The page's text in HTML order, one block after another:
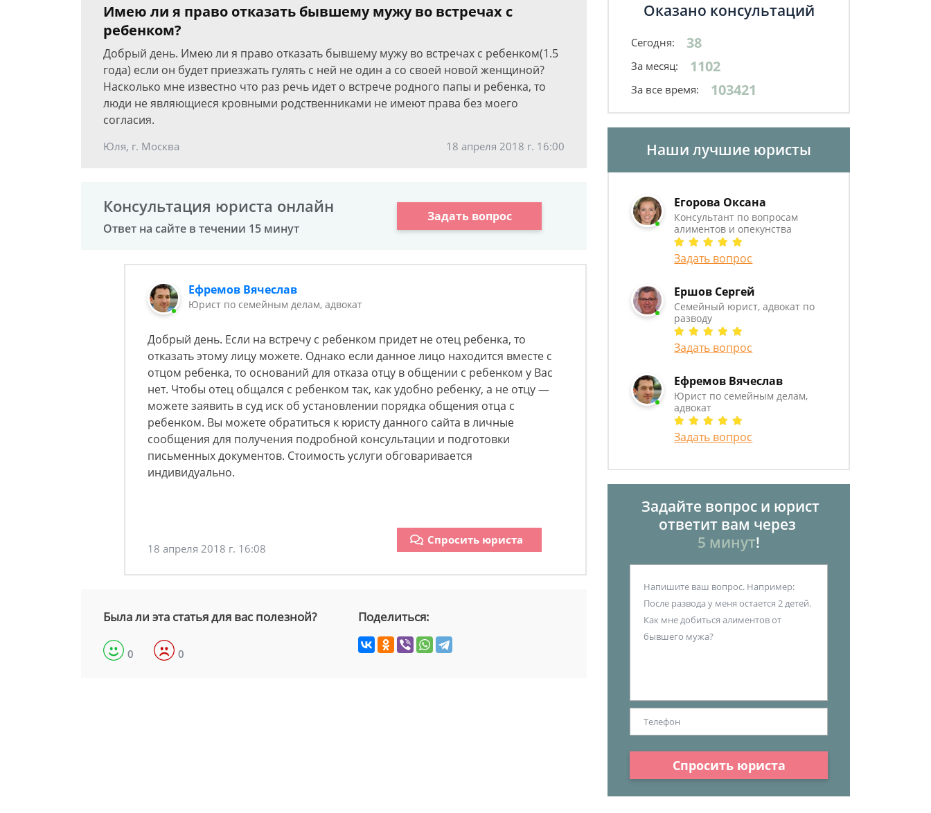
Имею ли я право отказать бывшему мужу во встречах с
ребенком?
Добрый день. Имею ли я право отказать бывшему мужу во встречах с ребенком(1.5
года) если он будет приезжать гулять с ней не один а со своей новой женщиной?
Насколько мне известно что раз речь идет о встрече родного папы и ребенка, то
люди не являющиеся кровными родственниками не имеют права без моего
согласия.
Юля, г. Москва 18 апреля 2018 г. 16:00
Консультация юриста онлайн
Ответ на сайте в течении 15 минут
Задать вопрос
Ефремов Вячеслав
Юрист по семейным делам, адвокат
Добрый день. Если на встречу с ребенком придет не отец ребенка, то
отказать этому лицу можете. Однако если данное лицо находится вместе с
отцом ребенка, то оснований для отказа отцу в общении с ребенком у Вас
нет. Чтобы отец общался с ребенком так, как удобно ребенку, а не отцу —
можете заявить в суд иск об установлении порядка общения отца с
ребенком. Вы можете обратиться к юристу данного сайта в личные
сообщения для получения подробной консультации и подготовки
письменных документов. Стоимость услуги обговаривается
индивидуально.
18 апреля 2018 г. 16:08
Спросить юриста
Была ли эта статья для вас полезной?
0 0
Поделиться:
Оказано консультаций
Сегодня: 38
За месяц: 1102
За все время: 103421
Наши лучшие юристы
Егорова Оксана
Консультант по вопросам
алиментов и опекунства
Задать вопрос
Ершов Сергей
Семейный юрист, адвокат по
разводу
Задать вопрос
Ефремов Вячеслав
Юрист по семейным делам,
адвокат
Задать вопрос
Задайте вопрос и юрист
ответит вам через
5 минут!
Спросить юриста